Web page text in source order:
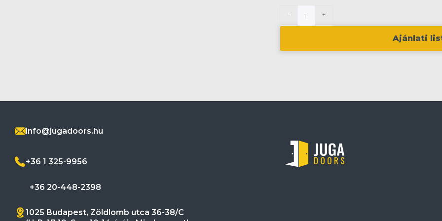
- +
Ajánlati
info@jugadoors.hu
+36 1 325-9956
+36 20-448-2398
1025 Budapest, Zöldlomb utca 36-38/C